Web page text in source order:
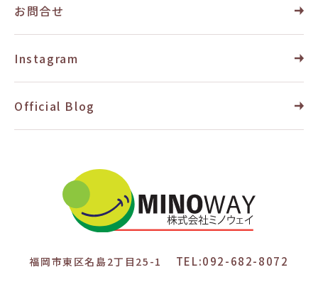
福岡市東区名島2丁目25-1 TEL:092-682-8072
お問合せ
Instagram
Official Blog